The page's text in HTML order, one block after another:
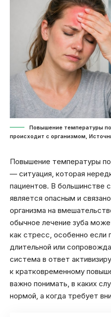
Повышение температуры
происходит с организмом,
Повышение температуры
— ситуация, которая
пациентов. В большинстве
является опасным и
организма на
обычное лечение зуба
как стресс, особенно если
длительной или
система в ответ
к кратковременному
важно понимать, в каких
нормой, а когда требует